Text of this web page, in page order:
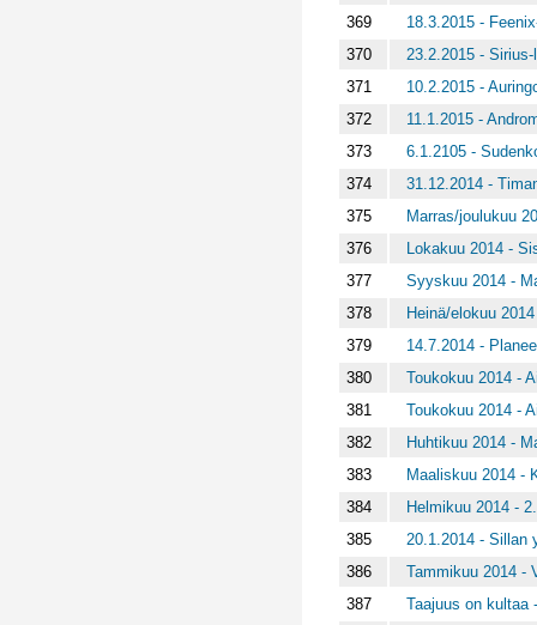
369
18.3.2015 -
370
23.2.2015 -
371
10.2.2015 -
372
11.1.2015 -
373
6.1.2105 -
374
31.12.2014 -
375
Marras/joulukuu
376
Lokakuu 2014 -
377
Syyskuu 2014 -
378
Heinä/elokuu
379
14.7.2014 -
380
Toukokuu 2014 -
381
Toukokuu 2014 -
382
Huhtikuu 2014 -
383
Maaliskuu 2014 -
384
Helmikuu 2014 -
385
20.1.2014 - Sillan
386
Tammikuu 2014 -
387
Taajuus on kultaa